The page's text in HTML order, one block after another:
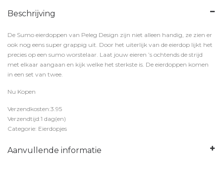
Beschrijving
De Sumo eierdoppen van Peleg Design zijn niet alleen handig, ze zien er
ook nog eens super grappig uit. Door het uiterlijk van de eierdop lijkt het
precies op een sumo worstelaar. Laat jouw eieren ’s ochtends de strijd
met elkaar aangaan en kijk welke het sterkste is. De eierdoppen komen
in een set van twee.
Nu Kopen
Verzendkosten:3.95
Verzendtijd:1 dag(en)
Categorie: Eierdopjes
Aanvullende informatie